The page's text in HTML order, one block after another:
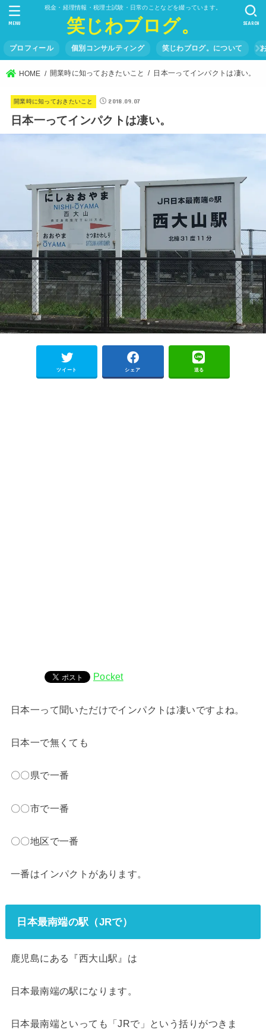
税金・経理情報・税理士試験・日常のことなどを綴っています。
笑じわブログ。
プロフィール 個別コンサルティング 笑じわブログ。について
SEARCH
MENU
HOME 開業時に知っておきたいこと 日本一ってインパクトは凄い。
開業時に知っておきたいこと 2018.09.07
日本一ってインパクトは凄い。
ツイート シェア 送る
Pocket
日本一って聞いただけでインパクトは凄いですよね。
日本一で無くても
〇〇県で一番
〇〇市で一番
〇〇地区で一番
一番はインパクトがあります。
日本最南端の駅（JRで）
鹿児島にある『西大山駅』は
日本最南端の駅になります。
日本最南端といっても「JRで」という括りがつきま